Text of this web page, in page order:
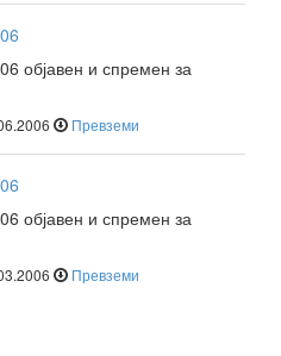
објавен и спремен за
Превземи
објавен и спремен за
Превземи